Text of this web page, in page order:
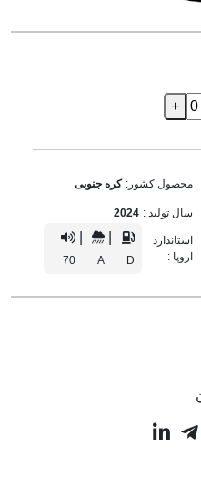
+
محصول کشور: کره جنوبی
سال تولید : 2024
استاندارد
اروپا :
D
A
70